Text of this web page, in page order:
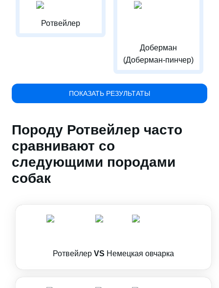
Ротвейлер
Доберман
(Доберман-пинчер)
ПОКАЗАТЬ РЕЗУЛЬТАТЫ
Породу Ротвейлер часто
сравнивают со
следующими породами
собак
Ротвейлер VS Немецкая овчарка